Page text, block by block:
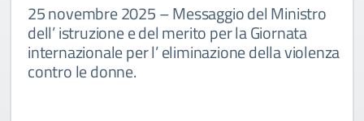
25 novembre 2025 – Messaggio del Ministro
dell’ istruzione e del merito per la Giornata
internazionale per l’ eliminazione della violenza
contro le donne.